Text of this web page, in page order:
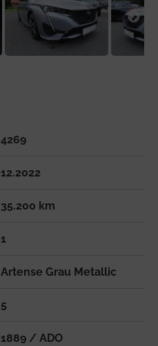
4269
12.2022
35.200 km
1
Artense Grau Metallic
5
1889 / ADO